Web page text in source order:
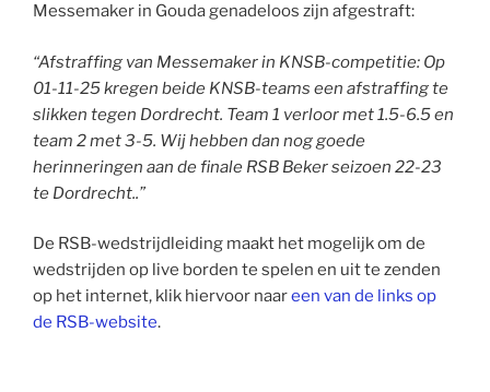
Messemaker in Gouda genadeloos zijn afgestraft:
“Afstraffing van Messemaker in KNSB-competitie: Op
01-11-25 kregen beide KNSB-teams een afstraffing te
slikken tegen Dordrecht. Team 1 verloor met 1.5-6.5 en
team 2 met 3-5. Wij hebben dan nog goede
herinneringen aan de finale RSB Beker seizoen 22-23
te Dordrecht..”
De RSB-wedstrijdleiding maakt het mogelijk om de
wedstrijden op live borden te spelen en uit te zenden
op het internet, klik hiervoor naareen van de links op
de RSB-website.